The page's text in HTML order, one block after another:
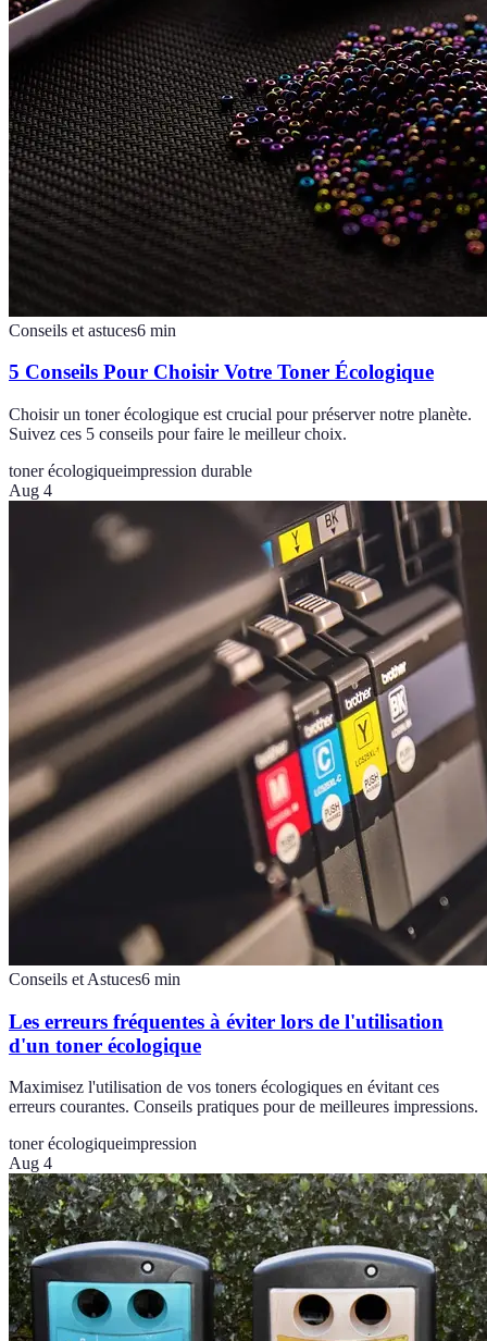
Conseils et astuces6 min
5 Conseils Pour Choisir Votre Toner Écologique
Choisir un toner écologique est crucial pour préserver notre planète.
Suivez ces 5 conseils pour faire le meilleur choix.
toner écologiqueimpression durable
Aug 4
Conseils et Astuces6 min
Les erreurs fréquentes à éviter lors de l'utilisation
d'un toner écologique
Maximisez l'utilisation de vos toners écologiques en évitant ces
erreurs courantes. Conseils pratiques pour de meilleures impressions.
toner écologiqueimpression
Aug 4